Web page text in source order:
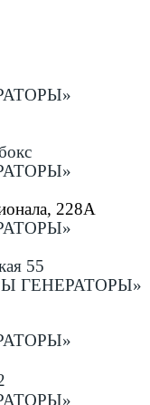
228А
55
ГЕНЕРАТОРЫ»